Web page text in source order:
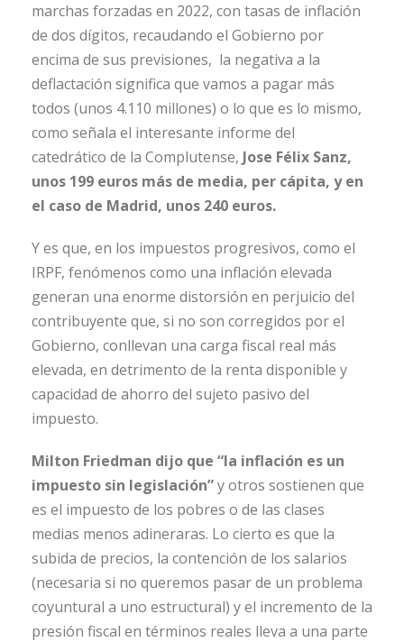
marchas forzadas en 2022, con tasas de inflación
de dos dígitos, recaudando el Gobierno por
encima de sus previsiones, la negativa a la
deflactación significa que vamos a pagar más
todos (unos 4.110 millones) o lo que es lo mismo,
como señala el interesante informe del
catedrático de la Complutense, Jose Félix Sanz,
unos 199 euros más de media, per cápita, y en
el caso de Madrid, unos 240 euros.
Y es que, en los impuestos progresivos, como el
IRPF, fenómenos como una inflación elevada
generan una enorme distorsión en perjuicio del
contribuyente que, si no son corregidos por el
Gobierno, conllevan una carga fiscal real más
elevada, en detrimento de la renta disponible y
capacidad de ahorro del sujeto pasivo del
impuesto.
Milton Friedman dijo que “la inflación es un
impuesto sin legislación”y otros sostienen que
es el impuesto de los pobres o de las clases
medias menos adineraras. Lo cierto es que la
subida de precios, la contención de los salarios
(necesaria si no queremos pasar de un problema
coyuntural a uno estructural) y el incremento de la
presión fiscal en términos reales lleva a una parte